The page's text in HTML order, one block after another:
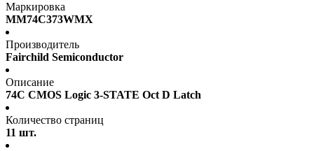
Маркировка
MM74C373WMX
Производитель
Fairchild Semiconductor
Описание
74C CMOS Logic 3-STATE Oct D Latch
Количество страниц
11 шт.